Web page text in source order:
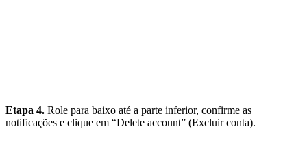
Etapa 4. Role para baixo até a parte inferior, confirme as
notificações e clique em “Delete account” (Excluir conta).